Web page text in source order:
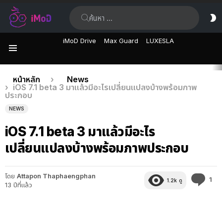
iMoD Drive Max Guard LUXESLA
เรื่อง
ล่าสุด
คุณอยู่ที่นี่:
หน้าหลัก
News
iOS 7.1 beta 3 มาแล้วมีอะไรเปลี่ยนแปลงบ้างพร้อมภาพ
ประกอบ
NEWS
iOS 7.1 beta 3 มาแล้วมีอะไร
เปลี่ยนแปลงบ้างพร้อมภาพประกอบ
โดย Attapon Thaphaengphan
13 ปีที่แล้ว
1.2k ดู 1